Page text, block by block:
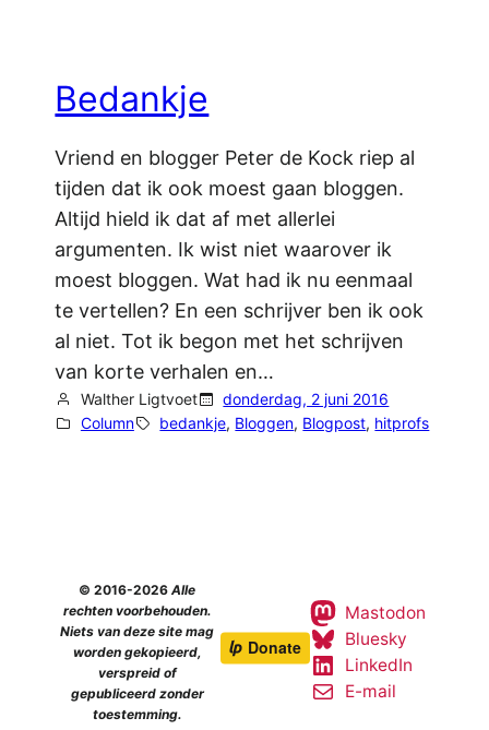
Bedankje
Vriend en blogger Peter de Kock riep al
tijden dat ik ook moest gaan bloggen.
Altijd hield ik dat af met allerlei
argumenten. Ik wist niet waarover ik
moest bloggen. Wat had ik nu eenmaal
te vertellen? En een schrijver ben ik ook
al niet. Tot ik begon met het schrijven
van korte verhalen en…
Walther Ligtvoet
donderdag, 2 juni 2016
Column
bedankje, Bloggen, Blogpost, hitprofs
© 2016-2026Alle
rechten voorbehouden.
Niets van deze site mag
worden gekopieerd,
verspreid of
gepubliceerd zonder
toestemming.
Mastodon
Bluesky
LinkedIn
E-mail